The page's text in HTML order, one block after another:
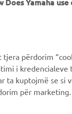
Global
mobili
përdorim
i
ta kuptojmë se
për marketing.